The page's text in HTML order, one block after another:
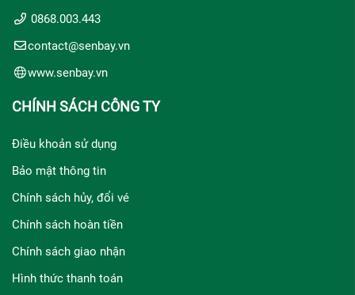
0868.003.443
contact@senbay.vn
www.senbay.vn
CHÍNH SÁCH CÔNG TY
Điều khoản sử dụng
Bảo mật thông tin
Chính sách hủy, đổi vé
Chính sách hoàn tiền
Chính sách giao nhận
Hình thức thanh toán